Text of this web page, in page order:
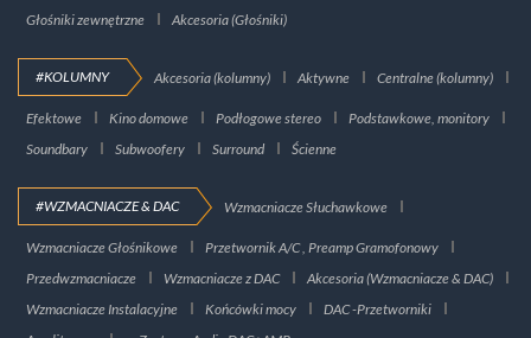
Głośniki zewnętrzne
Akcesoria (Głośniki)
#KOLUMNY Akcesoria (kolumny) Aktywne Centralne (kolumny)
Efektowe Kino domowe Podłogowe stereo
Podstawkowe, monitory
Soundbary
Subwoofery Surround Ścienne
#WZMACNIACZE & DAC Wzmacniacze Słuchawkowe
Wzmacniacze Głośnikowe
Przetwornik A/C , Preamp Gramofonowy
Przedwzmacniacze
Wzmacniacze z DAC
Akcesoria (Wzmacniacze & DAC)
Wzmacniacze Instalacyjne
Końcówki mocy
DAC -Przetworniki